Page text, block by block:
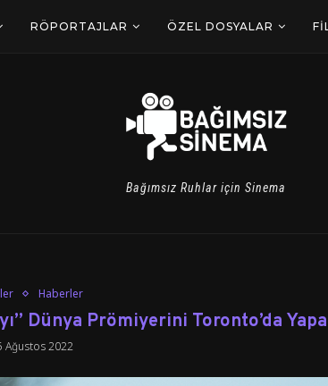
RÖPORTAJLAR ÖZEL DOSYALAR
Bağımsız Ruhlar için Sinema
Haberler
Dünya Prömiyerini Toronto’da
Ağustos 2022